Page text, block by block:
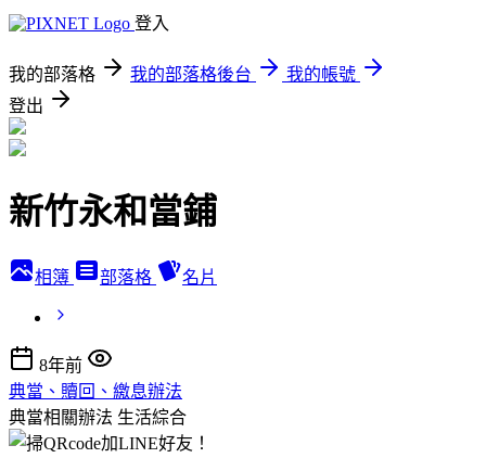
登入
我的部落格 我的部落格後台
我的帳號
登出
新竹永和當鋪
相簿 部落格 名片
8年前
典當、贖回、繳息辦法
典當相關辦法 生活綜合